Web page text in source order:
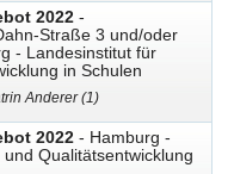
2022 -
Straße 3 und/oder
- Landesinstitut für
in Schulen
Anderer (1)
2022 - Hamburg -
Qualitätsentwicklung